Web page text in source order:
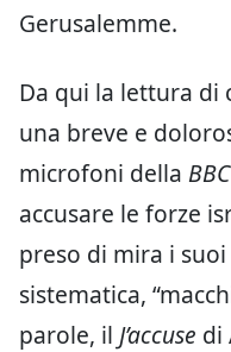
Gerusalemme.
Da qui la lettura di
una breve e
microfoni della BBC
accusare le forze
preso di mira i
sistematica,
parole, il J’accuse di